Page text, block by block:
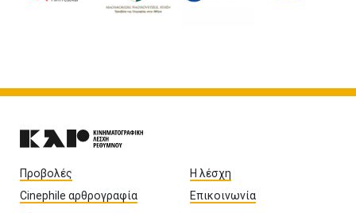
Προβολές
Cinephile αρθρογραφία
Η λέσχη
Επικοινωνία